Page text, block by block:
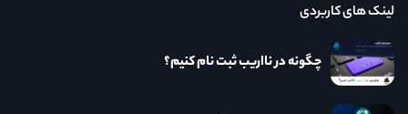
لینک های کاربردی
چگونه در نااریب ثبت نام کنیم؟